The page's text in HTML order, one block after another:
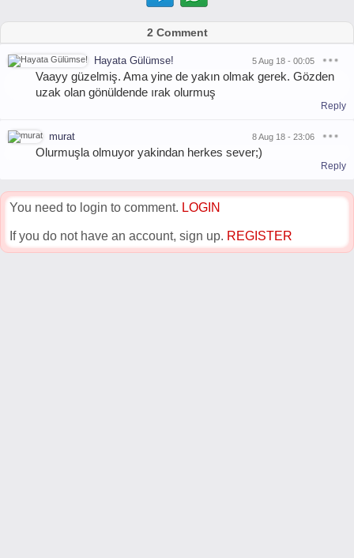
2 Comment
Hayata Gülümse! 5 Aug 18 - 00:05
Vaayy güzelmiş. Ama yine de yakın olmak gerek. Gözden
uzak olan gönüldende ırak olurmuş
Reply
murat 8 Aug 18 - 23:06
Olurmuşla olmuyor yakindan herkes sever;)
Reply
You need to login to comment. LOGIN
If you do not have an account, sign up. REGISTER